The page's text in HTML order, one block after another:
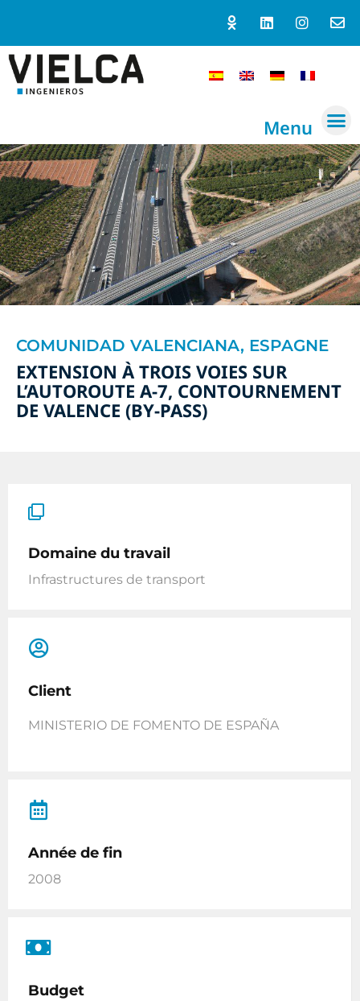
Menu
COMUNIDAD VALENCIANA, ESPAGNE
EXTENSION À TROIS VOIES SUR
L’AUTOROUTE A-7, CONTOURNEMENT
DE VALENCE (BY-PASS)
Domaine du travail
Infrastructures de transport
Client
MINISTERIO DE FOMENTO DE ESPAÑA
Année de fin
2008
Budget